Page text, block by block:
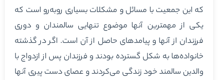
که این جمعیت با مسائل و مشکلات بسیاری روبه‌رو است که
یکی از مهمترین آنها موضوع تنهایی سالمندان و دوری
فرزندان از آنها و پیامدهای حاصل از آن است. اگر در گذشته
خانواده‌ها به شکل گسترده بودند و فرزندان پس از ازدواج با
والدین سالمند خود زندگی می‌کردند و عصای دست پیری آنها